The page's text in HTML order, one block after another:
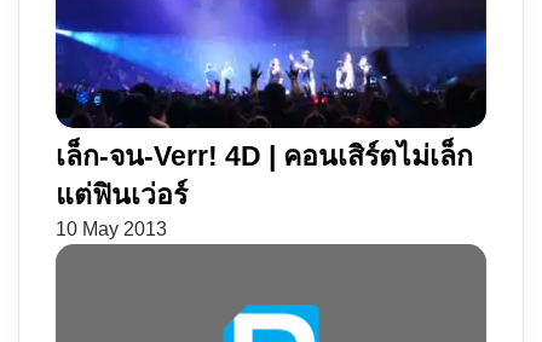
เล็ก-จน-Verr! 4D | คอนเสิร์ตไม่เล็ก
แต่ฟินเว่อร์
10 May 2013